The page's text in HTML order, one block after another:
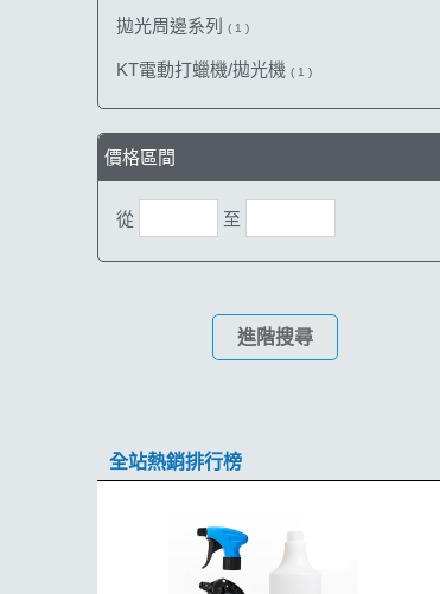
拋光周邊系列 ( 1 )
KT電動打蠟機/拋光機 ( 1 )
價格區間
從 至
進階搜尋
全站熱銷排行榜